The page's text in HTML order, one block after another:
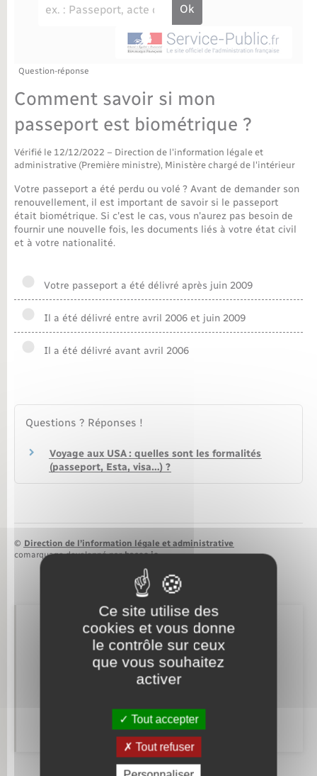
Recensement militaire
Info jeunes
Maison des jeunes (11-17 ans)
Associations
Saison culturelle
Bibliothèques
Tourisme
Nouvel habitant
Numérique
Organisation d’événement
Seniors
Bornes de recharge électrique
Voirie et espace public
Travaux - Autorisation d’occupation de l’espace
Agenda
La Communauté de communes
Plan interactif
Question-réponse
Comment savoir si mon
passeport est biométrique ?
Vérifié le 12/12/2022 – Direction de l'information légale et
administrative (Première ministre), Ministère chargé de l'intérieur
Votre passeport a été perdu ou volé ? Avant de demander son
renouvellement, il est important de savoir si le passeport
était biométrique. Si c'est le cas, vous n'aurez pas besoin de
fournir une nouvelle fois, les documents liés à votre état civil
et à votre nationalité.
Votre passeport a été délivré après juin 2009
Il a été délivré entre avril 2006 et juin 2009
Il a été délivré avant avril 2006
Questions ? Réponses !
Voyage aux USA : quelles sont les formalités
(passeport, Esta, visa…) ?
© Direction de l’information légale et administrative
comarquage developpé parbaseo.io
Retrouvez aussi
Alerte et informations aux populations
Numéros utiles
Ce site utilise des
cookies et vous donne
le contrôle sur ceux
que vous souhaitez
activer
Tout accepter
Tout refuser